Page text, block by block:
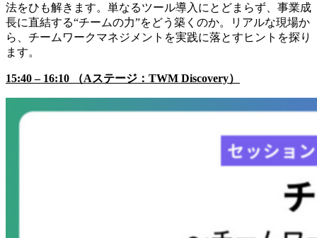
法をひも解きます。単なるツール導入にとどまらず、事業成
長に直結する“チームの力”をどう築くのか。リアルな現場か
ら、チームワークマネジメントを実践に落とすヒントを探り
ます。
15:40 – 16:10 （Aステージ：TWM Discovery）